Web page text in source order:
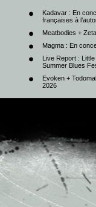
Kadavar : En
françaises à
Meatbodies +
Magma : En
Live Report :
Summer Blues
Evoken +
2026